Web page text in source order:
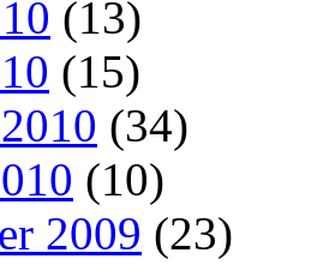
(13)
(15)
(34)
(10)
2009 (23)